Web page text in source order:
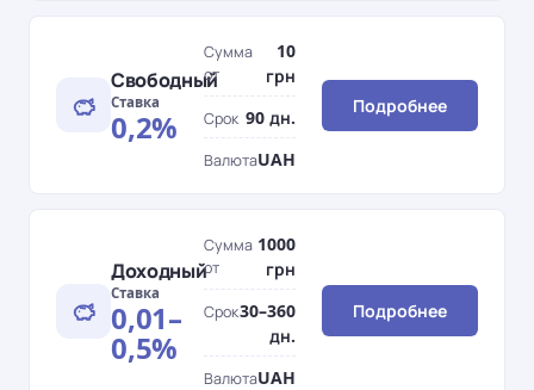
Свободный
Ставка
0,2%
Сумма
от
10
грн
Срок 90 дн.
ВалютаUAH
Подробнее
Доходный
Ставка
0,01–
0,5%
Сумма
от
1000
грн
Срок30–360
дн.
ВалютаUAH
Подробнее